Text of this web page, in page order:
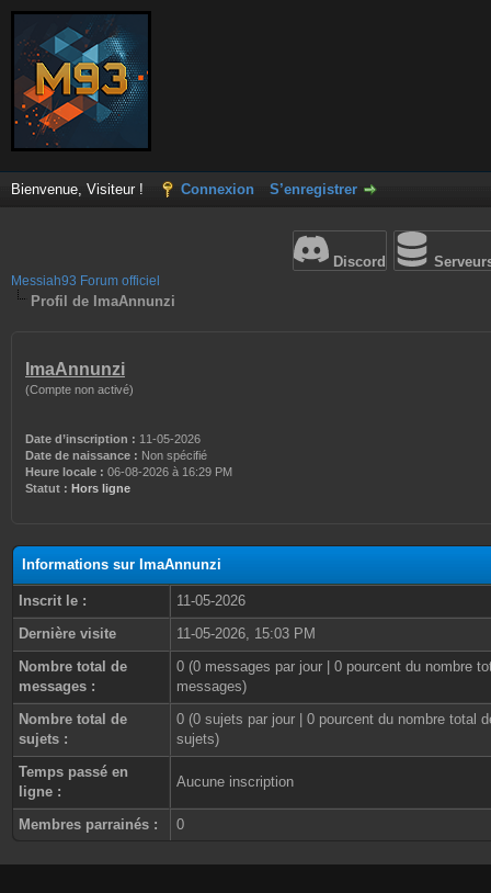
Bienvenue, Visiteur ! Connexion S’enregistrer
Discord
Messiah93 Forum officiel
Profil de ImaAnnunzi
ImaAnnunzi
(Compte non activé)
Date d’inscription : 11-05-2026
Date de naissance : Non spécifié
Heure locale : 06-08-2026 à 16:29 PM
Statut : Hors ligne
Informations sur ImaAnnunzi
Inscrit le :
11-05-2026
Dernière visite
11-05-2026, 15:03 PM
Nombre total de
messages :
0 (0 messages par jour | 0 pourcent du nombre
messages)
Nombre total de
sujets :
0 (0 sujets par jour | 0 pourcent du nombre total
sujets)
Temps passé en
ligne :
Aucune inscription
Membres parrainés : 0